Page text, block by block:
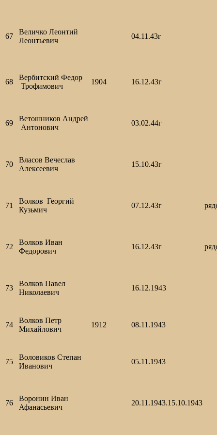
67
Величко Леонтий
Леонтьевич
04.11.43г
68
Вербитский Федор
Трофимович
1904 16.12.43г
69
Ветошников Андрей
Антонович
03.02.44г
70
Власов Вечеслав
Алексеевич
15.10.43г
71
Волков Георгий
Кузьмич
07.12.43г
72
Волков Иван
Федорович
16.12.43г
73
Волков Павел
Николаевич
16.12.1943
74
Волков Петр
Михайлович
1912 08.11.1943
75
Воловиков Степан
Иванович
05.11.1943
76
Воронин Иван
Афанасьевич
20.11.1943.15.10.1943